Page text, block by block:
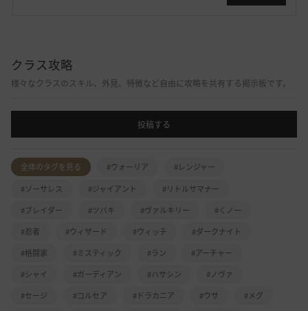
クラス攻略
様々なクラスのスキル、外見、特徴など自由に攻略を共有する掲示板です。
投稿する
全体のタグを見る #ウォーリア
#レンジャー
#ソーサレス
#ジャイアント
#リトルサマナー
#ブレイダー
#ツバキ #ヴァルキリー
#くノ一
#忍者
#ウィザード #ウィッチ
#ダークナイト
#格闘家
#ミスティック #ラン
#アーチャー
#シャイ
#ガーディアン #ハサシン
#ノヴァ
#セージ
#コルセア #ドラカニア #ウサ
#メグ